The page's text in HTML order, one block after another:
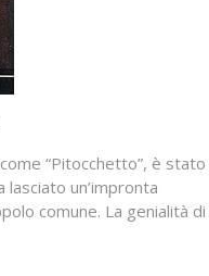
“Pitocchetto”, è stato
un’impronta
comune. La genialità di